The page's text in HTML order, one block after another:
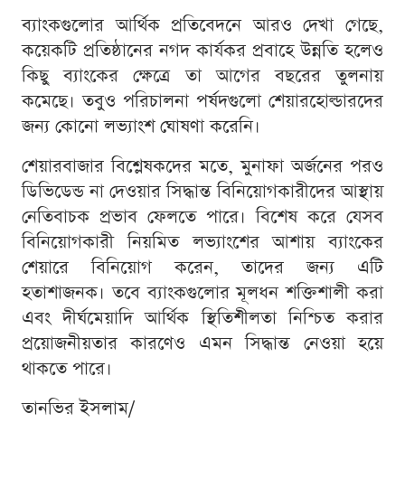
ব্যাংকগুলোর আর্থিক প্রতিবেদনে আরও দেখা গেছে,
কয়েকটি প্রতিষ্ঠানের নগদ কার্যকর প্রবাহে উন্নতি হলেও
কিছু ব্যাংকের ক্ষেত্রে তা আগের বছরের তুলনায়
কমেছে। তবুও পরিচালনা পর্ষদগুলো শেয়ারহোল্ডারদের
জন্য কোনো লভ্যাংশ ঘোষণা করেনি।
শেয়ারবাজার বিশ্লেষকদের মতে, মুনাফা অর্জনের পরও
ডিভিডেন্ড না দেওয়ার সিদ্ধান্ত বিনিয়োগকারীদের আস্থায়
নেতিবাচক প্রভাব ফেলতে পারে। বিশেষ করে যেসব
বিনিয়োগকারী নিয়মিত লভ্যাংশের আশায় ব্যাংকের
শেয়ারে বিনিয়োগ করেন, তাদের জন্য এটি
হতাশাজনক। তবে ব্যাংকগুলোর মূলধন শক্তিশালী করা
এবং দীর্ঘমেয়াদি আর্থিক স্থিতিশীলতা নিশ্চিত করার
প্রয়োজনীয়তার কারণেও এমন সিদ্ধান্ত নেওয়া হয়ে
থাকতে পারে।
তানভির ইসলাম/